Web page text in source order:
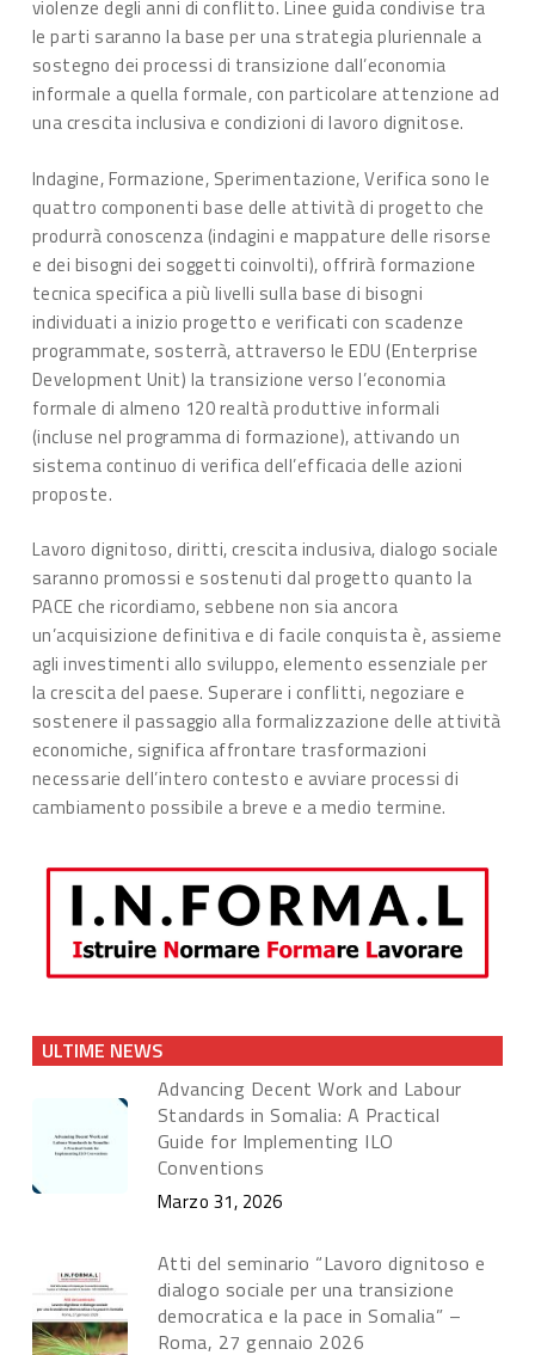
violenze degli anni di conflitto. Linee guida condivise tra
le parti saranno la base per una strategia pluriennale a
sostegno dei processi di transizione dall’economia
informale a quella formale, con particolare attenzione ad
una crescita inclusiva e condizioni di lavoro dignitose.
Indagine, Formazione, Sperimentazione, Verifica sono le
quattro componenti base delle attività di progetto che
produrrà conoscenza (indagini e mappature delle risorse
e dei bisogni dei soggetti coinvolti), offrirà formazione
tecnica specifica a più livelli sulla base di bisogni
individuati a inizio progetto e verificati con scadenze
programmate, sosterrà, attraverso le EDU (Enterprise
Development Unit) la transizione verso l’economia
formale di almeno 120 realtà produttive informali
(incluse nel programma di formazione), attivando un
sistema continuo di verifica dell’efficacia delle azioni
proposte.
Lavoro dignitoso, diritti, crescita inclusiva, dialogo sociale
saranno promossi e sostenuti dal progetto quanto la
PACE che ricordiamo, sebbene non sia ancora
un’acquisizione definitiva e di facile conquista è, assieme
agli investimenti allo sviluppo, elemento essenziale per
la crescita del paese. Superare i conflitti, negoziare e
sostenere il passaggio alla formalizzazione delle attività
economiche, significa affrontare trasformazioni
necessarie dell’intero contesto e avviare processi di
cambiamento possibile a breve e a medio termine.
ULTIME NEWS
Advancing Decent Work and Labour
Standards in Somalia: A Practical
Guide for Implementing ILO
Conventions
Marzo 31, 2026
Atti del seminario “Lavoro dignitoso e
dialogo sociale per una transizione
democratica e la pace in Somalia” –
Roma, 27 gennaio 2026